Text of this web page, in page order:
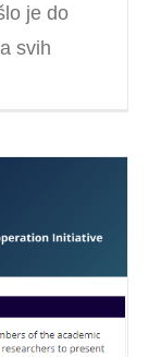
je do
svih